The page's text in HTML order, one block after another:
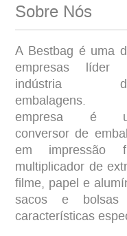
Sobre Nós
A Bestbag é uma
empresas líder
indústria
embalagens.
empresa é
conversor de
em impressão
multiplicador de
filme, papel e
sacos e
características